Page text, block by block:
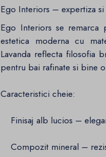
Ego Interiors – expertiza
Ego Interiors se
estetica moderna cu
Lavanda reflecta filosofia
pentru bai rafinate si bine
Caracteristici cheie:
Finisaj alb lucios –
Compozit mineral –